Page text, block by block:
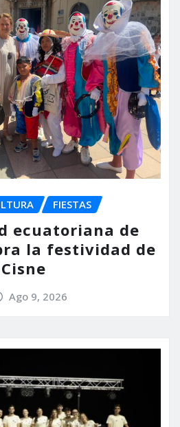
FIESTAS
ecuatoriana de
la festividad de
Ago 9, 2026